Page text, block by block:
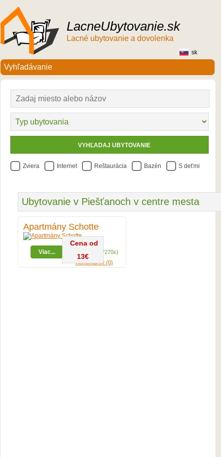
LacneUbytovanie.sk
Lacné ubytovanie a dovolenka
sk
Zviera Internet Reštaurácia Bazén S deťmi
Ubytovanie v Piešťanoch v centre mesta
Apartmány Schotte
Cena od
13€
Viac...
Zobrazení (27270x)
Komentárov (0)